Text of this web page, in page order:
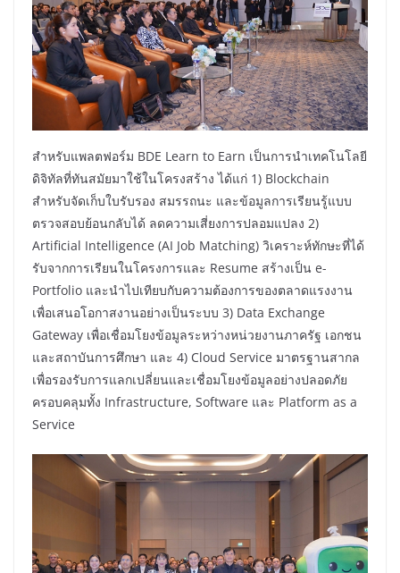
สำหรับแพลตฟอร์ม BDE Learn to Earn เป็นการนำเทคโนโลยี
ดิจิทัลที่ทันสมัยมาใช้ในโครงสร้าง ได้แก่ 1) Blockchain
สำหรับจัดเก็บใบรับรอง สมรรถนะ และข้อมูลการเรียนรู้แบบ
ตรวจสอบย้อนกลับได้ ลดความเสี่ยงการปลอมแปลง 2)
Artificial Intelligence (AI Job Matching) วิเคราะห์ทักษะที่ได้
รับจากการเรียนในโครงการและ Resume สร้างเป็น e-
Portfolio และนำไปเทียบกับความต้องการของตลาดแรงงาน
เพื่อเสนอโอกาสงานอย่างเป็นระบบ 3) Data Exchange
Gateway เพื่อเชื่อมโยงข้อมูลระหว่างหน่วยงานภาครัฐ เอกชน
และสถาบันการศึกษา และ 4) Cloud Service มาตรฐานสากล
เพื่อรองรับการแลกเปลี่ยนและเชื่อมโยงข้อมูลอย่างปลอดภัย
ครอบคลุมทั้ง Infrastructure, Software และ Platform as a
Service